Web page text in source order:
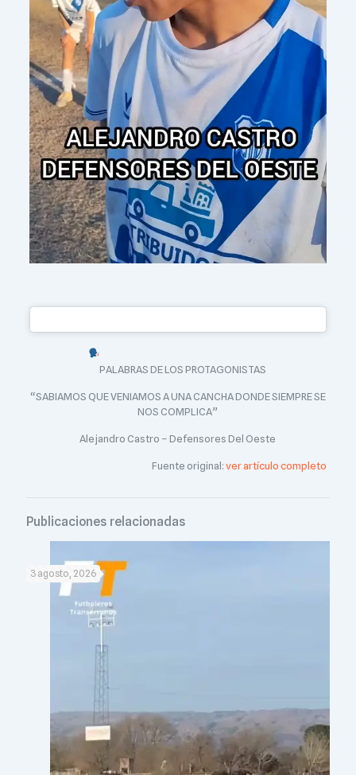
PALABRAS DE LOS PROTAGONISTAS
“SABIAMOS QUE VENIAMOS A UNA CANCHA DONDE SIEMPRE SE
NOS COMPLICA”
Alejandro Castro – Defensores Del Oeste
Fuente original:ver artículo completo
Publicaciones relacionadas
3 agosto, 2026